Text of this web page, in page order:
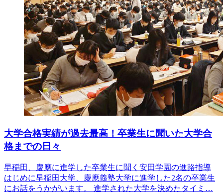
大学合格実績が過去最高！卒業生に聞いた大学合
格までの日々
早稲田、慶應に進学した卒業生に聞く安田学園の進路指導
はじめに早稲田大学、慶應義塾大学に進学した2名の卒業生
にお話をうかがいます。 進学された大学を決めたタイミ…